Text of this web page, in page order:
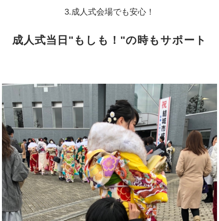
3.成人式会場でも安心！
成人式当日"もしも！"の時もサポート